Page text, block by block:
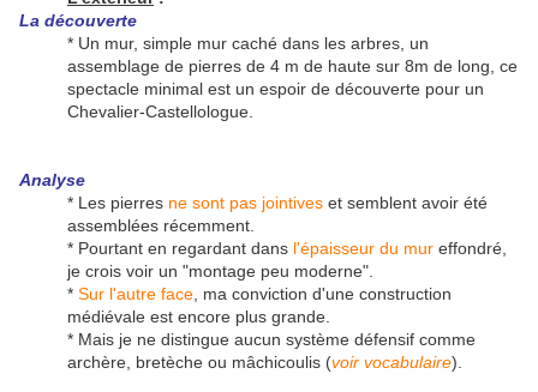
La découverte
* Un mur, simple mur caché dans les arbres, un
assemblage de pierres de 4 m de haute sur 8m de long, ce
spectacle minimal est un espoir de découverte pour un
Chevalier-Castellologue.
Analyse
* Les pierres ne sont pas jointives et semblent avoir été
assemblées récemment.
* Pourtant en regardant dans l'épaisseur du mur effondré,
je crois voir un "montage peu moderne".
* Sur l'autre face , ma conviction d'une construction
médiévale est encore plus grande.
* Mais je ne distingue aucun système défensif comme
archère, bretèche ou mâchicoulis (voir vocabulaire).